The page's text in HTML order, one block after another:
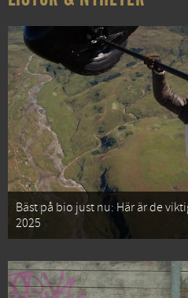
Bäst på bio just nu: Här är de
2025